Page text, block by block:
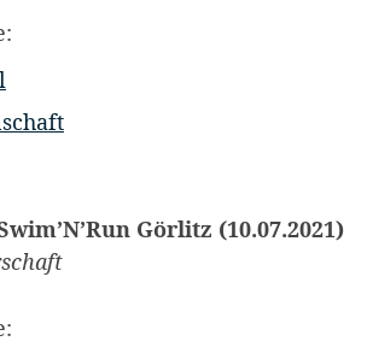
Görlitz (10.07.2021)